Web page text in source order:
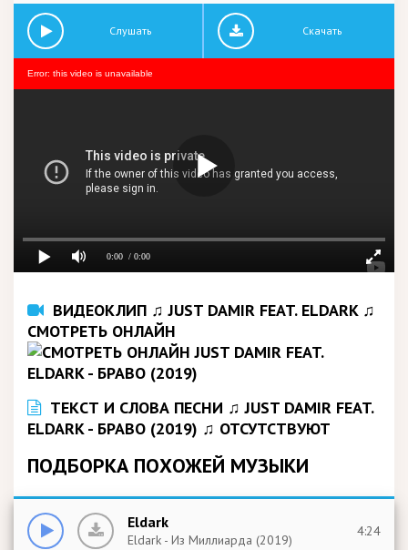
Слушать Скачать
0:00 / 0:00
Error: this video is unavailable
ВИДЕОКЛИП ♫ JUST DAMIR FEAT. ELDARK ♫
СМОТРЕТЬ ОНЛАЙН
ТЕКСТ И СЛОВА ПЕСНИ ♫ JUST DAMIR FEAT.
ELDARK - БРАВО (2019) ♫ ОТСУТСТВУЮТ
ПОДБОРКА ПОХОЖЕЙ МУЗЫКИ
Eldark
Eldark - Из Миллиарда (2019)
4:24